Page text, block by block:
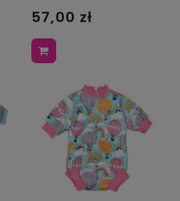
57,00 zł